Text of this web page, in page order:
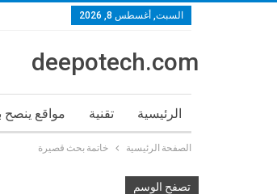
السبت, أغسطس 8, 2026
deepotech.com
الرئيسية تقنية مواقع ينصح
الصفحة الرئيسية خاتمة بحث قصيرة
تصفح الوسم